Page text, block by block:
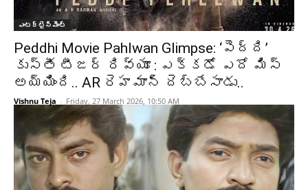
ఎంటర్టైన్మెంట్
Peddhi Movie Pahlwan Glimpse: ‘పెద్ది’
కుస్తీ టీజర్ రివ్యూ : ఎక్కడో ఎదో మిస్
అయ్యింది.. AR రెహమాన్ దెబ్బేసాడు..
Vishnu Teja - Friday, 27 March 2026, 10:50 AM